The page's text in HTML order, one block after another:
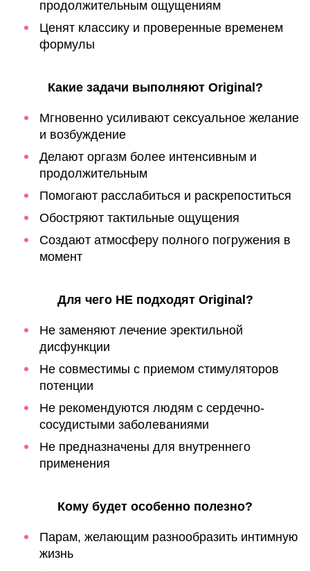
продолжительным ощущениям
Ценят классику и проверенные временем
формулы
Какие задачи выполняют Original?
Мгновенно усиливают сексуальное желание
и возбуждение
Делают оргазм более интенсивным и
продолжительным
Помогают расслабиться и раскрепоститься
Обостряют тактильные ощущения
Создают атмосферу полного погружения в
момент
Для чего НЕ подходят Original?
Не заменяют лечение эректильной
дисфункции
Не совместимы с приемом стимуляторов
потенции
Не рекомендуются людям с сердечно-
сосудистыми заболеваниями
Не предназначены для внутреннего
применения
Кому будет особенно полезно?
Парам, желающим разнообразить интимную
жизнь